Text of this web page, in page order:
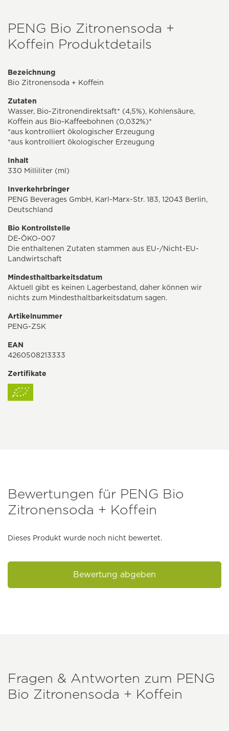
PENG Bio Zitronensoda +
Koffein Produktdetails
Bezeichnung
Bio Zitronensoda + Koffein
Zutaten
Wasser, Bio-Zitronendirektsaft* (4,5%), Kohlensäure,
Koffein aus Bio-Kaffeebohnen (0,032%)*
*aus kontrolliert ökologischer Erzeugung
*aus kontrolliert ökologischer Erzeugung
Inhalt
330 Milliliter (ml)
Inverkehrbringer
PENG Beverages GmbH, Karl-Marx-Str. 183, 12043 Berlin,
Deutschland
Bio Kontrollstelle
DE-ÖKO-007
Die enthaltenen Zutaten stammen aus EU-/Nicht-EU-
Landwirtschaft
Mindesthaltbarkeitsdatum
Aktuell gibt es keinen Lagerbestand, daher können wir
nichts zum Mindesthaltbarkeitsdatum sagen.
Artikelnummer
PENG-ZSK
EAN
4260508213333
Zertifikate
Bewertungen für PENG Bio
Zitronensoda + Koffein
Dieses Produkt wurde noch nicht bewertet.
Bewertung abgeben
Fragen & Antworten zum PENG
Bio Zitronensoda + Koffein